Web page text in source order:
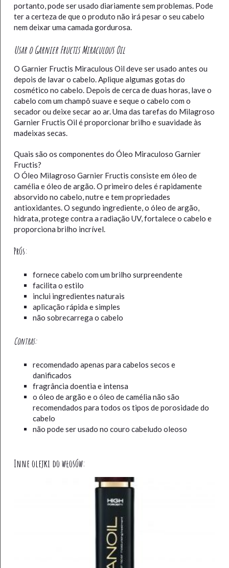
portanto, pode ser usado diariamente sem problemas. Pode
ter a certeza de que o produto não irá pesar o seu cabelo
nem deixar uma camada gordurosa.
Usar o Garnier Fructis Miraculous Oil
O Garnier Fructis Miraculous Oil deve ser usado antes ou
depois de lavar o cabelo. Aplique algumas gotas do
cosmético no cabelo. Depois de cerca de duas horas, lave o
cabelo com um champô suave e seque o cabelo com o
secador ou deixe secar ao ar. Uma das tarefas do Milagroso
Garnier Fructis Oil é proporcionar brilho e suavidade às
madeixas secas.
Quais são os componentes do Óleo Miraculoso Garnier
Fructis?
O Óleo Milagroso Garnier Fructis consiste em óleo de
camélia e óleo de argão. O primeiro deles é rapidamente
absorvido no cabelo, nutre e tem propriedades
antioxidantes. O segundo ingrediente, o óleo de argão,
hidrata, protege contra a radiação UV, fortalece o cabelo e
proporciona brilho incrível.
Prós:
fornece cabelo com um brilho surpreendente
facilita o estilo
inclui ingredientes naturais
aplicação rápida e simples
não sobrecarrega o cabelo
Contras:
recomendado apenas para cabelos secos e
danificados
fragrância doentia e intensa
o óleo de argão e o óleo de camélia não são
recomendados para todos os tipos de porosidade do
cabelo
não pode ser usado no couro cabeludo oleoso
Inne olejki do włosów: